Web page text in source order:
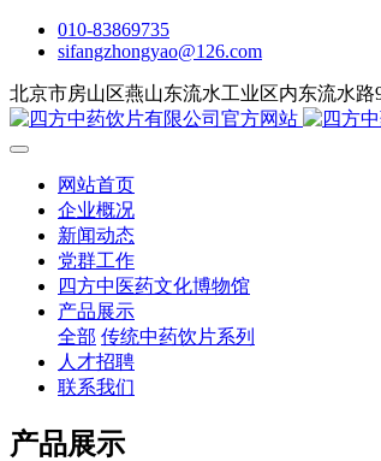
010-83869735
sifangzhongyao@126.com
北京市房山区燕山东流水工业区内东流水路
网站首页
企业概况
新闻动态
党群工作
四方中医药文化博物馆
产品展示
全部 传统中药饮片系列
人才招聘
联系我们
产品展示